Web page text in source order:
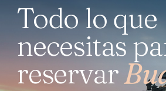
Todo lo que
necesitas
reservar